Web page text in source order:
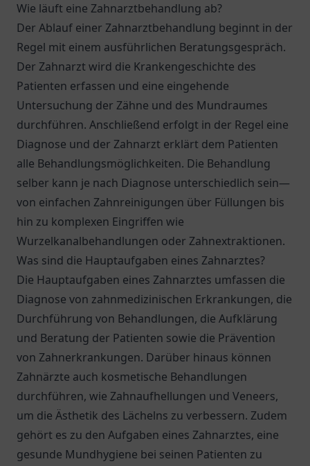
Wie läuft eine Zahnarztbehandlung ab?
Der Ablauf einer Zahnarztbehandlung beginnt in der
Regel mit einem ausführlichen Beratungsgespräch.
Der Zahnarzt wird die Krankengeschichte des
Patienten erfassen und eine eingehende
Untersuchung der Zähne und des Mundraumes
durchführen. Anschließend erfolgt in der Regel eine
Diagnose und der Zahnarzt erklärt dem Patienten
alle Behandlungsmöglichkeiten. Die Behandlung
selber kann je nach Diagnose unterschiedlich sein—
von einfachen Zahnreinigungen über Füllungen bis
hin zu komplexen Eingriffen wie
Wurzelkanalbehandlungen oder Zahnextraktionen.
Was sind die Hauptaufgaben eines Zahnarztes?
Die Hauptaufgaben eines Zahnarztes umfassen die
Diagnose von zahnmedizinischen Erkrankungen, die
Durchführung von Behandlungen, die Aufklärung
und Beratung der Patienten sowie die Prävention
von Zahnerkrankungen. Darüber hinaus können
Zahnärzte auch kosmetische Behandlungen
durchführen, wie Zahnaufhellungen und Veneers,
um die Ästhetik des Lächelns zu verbessern. Zudem
gehört es zu den Aufgaben eines Zahnarztes, eine
gesunde Mundhygiene bei seinen Patienten zu